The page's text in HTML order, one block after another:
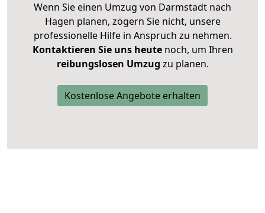
Wenn Sie einen Umzug von Darmstadt nach
Hagen planen, zögern Sie nicht, unsere
professionelle Hilfe in Anspruch zu nehmen.
Kontaktieren Sie uns heutenoch, um Ihren
reibungslosen Umzug zu planen.
Kostenlose Angebote erhalten